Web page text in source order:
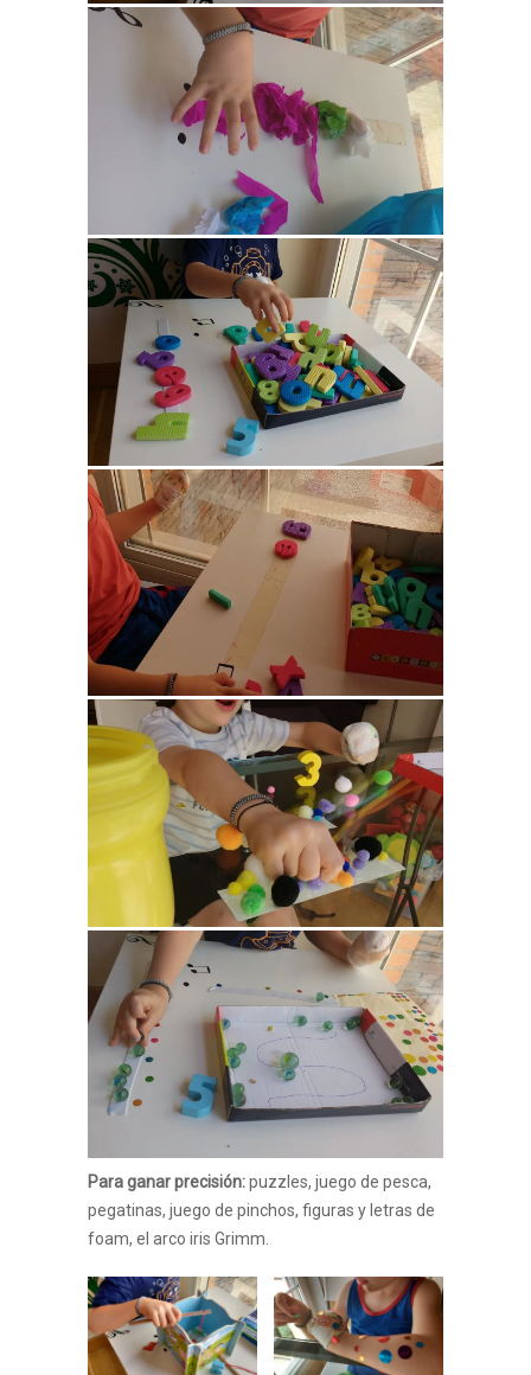
Para ganar precisión:puzzles, juego de pesca,
pegatinas, juego de pinchos, figuras y letras de
foam, el arco iris Grimm.